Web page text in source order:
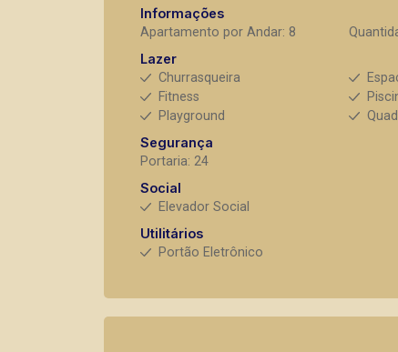
Informações
Apartamento por Andar: 8
Lazer
Churrasqueira
Fitness
Playground
Segurança
Portaria: 24
Social
Elevador Social
Utilitários
Portão Eletrônico